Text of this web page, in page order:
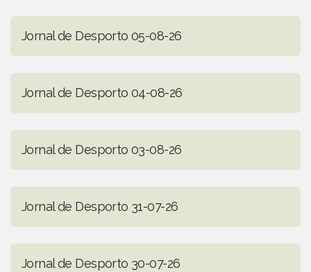
Jornal de Desporto 05-08-26
Jornal de Desporto 04-08-26
Jornal de Desporto 03-08-26
Jornal de Desporto 31-07-26
Jornal de Desporto 30-07-26